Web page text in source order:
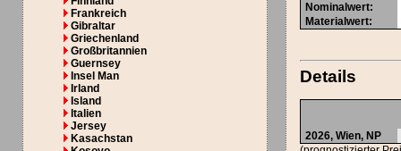
Frankreich
Gibraltar
Griechenland
Großbritannien
Guernsey
Insel Man
Irland
Island
Italien
Jersey
Kasachstan
Nominalwert:
Materialwert:
Details
2026, Wien, NP